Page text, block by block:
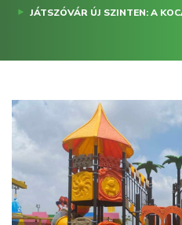
JÁTSZÓVÁR ÚJ SZINTEN: A